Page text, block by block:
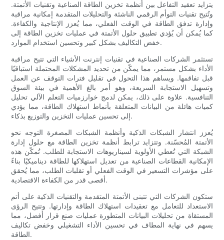
يتزايد تعقيد التفاعل بين أنظمة تخزين الطاقة الصناعية وتقنيات الأتمتة.
وتُتيح تقنيات التوأم الرقمي الناشئة والتحليلات المتقدمة إمكانية مراقبة
وإدارة تدفق الطاقة في الوقت الفعلي، مما يُعزز الإنتاجية والكفاءة.
كما يُمكن أن يُؤدي تطبيق حلول الأتمتة في عمليات تخزين الطاقة إلى
خفض التكاليف بشكل كبير وتحسين استخدام الموارد.
تستثمر الشركات الصناعية في تقنيات إنترنت الأشياء التي تتيح مراقبة
الأداء بشكل مستمر، مما يمكّن من تحديد المشكلات المحتملة استباقيًا
قبل تفاقمها. ويساهم هذا التحول في تقليل فترات التوقف عن العمل
وتسهيل الاستجابة السريعة، وهو أمر بالغ الأهمية في بيئة السوق
التنافسية. علاوة على ذلك، يمكن لدمج خوارزميات التعلم الآلي تحليل
كميات هائلة من البيانات المتعلقة بأنماط استهلاك الطاقة، مما يؤدي
إلى تحسين عمليات التخزين والتوزيع بذكاء.
يُعزز انتشار الشبكات الذكية وأنظمة الشبكات المصغرة التوجه نحو
الأتمتة المُحسّنة. وتتزايد ترابط أنظمة تخزين الطاقة مع حلول إدارة
الشبكة التي تُعطي الأولوية لسيناريوهات الاستجابة للطلب. تُمكّن هذه
الإمكانية القطاعات الصناعية من تعديل استهلاكها للطاقة ديناميكيًا بناءً
على مؤشرات التسعير في الوقت الفعلي أو تقلبات الطلب، مما يُحقق
أقصى قدر من الكفاءة الاقتصادية.
ستكون الشركات التي تتبنى الأتمتة المتقدمة والتقنيات الذكية على أتم
الاستعداد للتعامل مع تعقيدات استهلاك الطاقة وإدارتها. وتتيح الرؤى
المستقاة من تحليلات البيانات المتطورة عمليات صنع قرار أفضل، مما
يسهم في نهاية المطاف في تحسين الأداء التشغيلي وخفض تكاليف
الطاقة.